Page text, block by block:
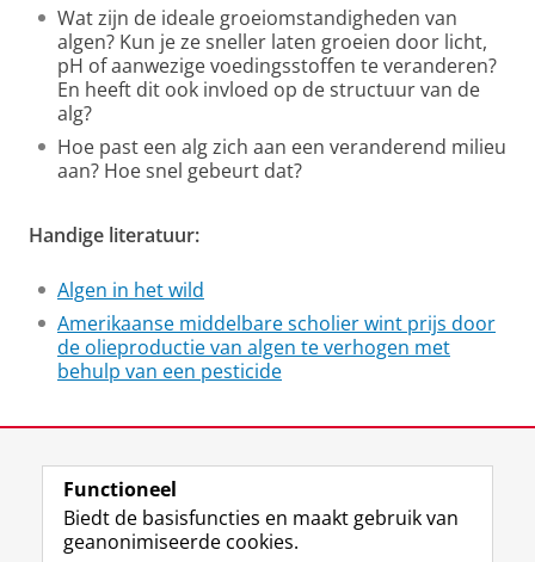
Wat zijn de ideale groeiomstandigheden van
algen? Kun je ze sneller laten groeien door licht,
pH of aanwezige voedingsstoffen te veranderen?
En heeft dit ook invloed op de structuur van de
alg?
Hoe past een alg zich aan een veranderend milieu
aan? Hoe snel gebeurt dat?
Handige literatuur:
Algen in het wild
Amerikaanse middelbare scholier wint prijs door
de olieproductie van algen te verhogen met
behulp van een pesticide
View this page in:English
Functioneel
Biedt de basisfuncties en maakt gebruik van
geanonimiseerde cookies.